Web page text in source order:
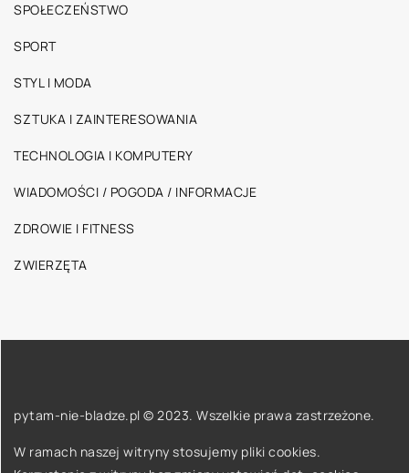
SPOŁECZEŃSTWO
SPORT
STYL I MODA
SZTUKA I ZAINTERESOWANIA
TECHNOLOGIA I KOMPUTERY
WIADOMOŚCI / POGODA / INFORMACJE
ZDROWIE I FITNESS
ZWIERZĘTA
pytam-nie-bladze.pl © 2023. Wszelkie prawa zastrzeżone.
W ramach naszej witryny stosujemy pliki cookies.